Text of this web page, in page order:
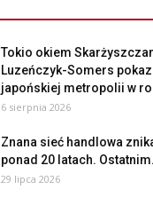
Tokio okiem
Luzeńczyk-Somers
japońskiej metropolii w
6 sierpnia 2026
Znana sieć handlowa
ponad 20 latach.
29 lipca 2026